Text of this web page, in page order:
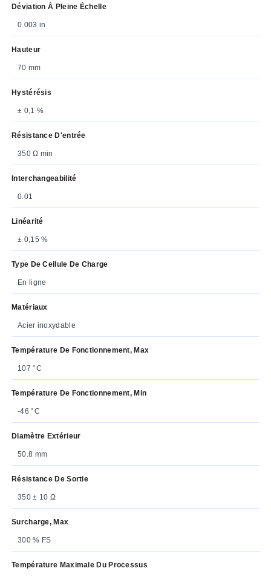
Déviation À Pleine Échelle
0.003 in
Hauteur
70 mm
Hystérésis
± 0,1 %
Résistance D'entrée
350 Ω min
Interchangeabilité
0.01
Linéarité
± 0,15 %
Type De Cellule De Charge
En ligne
Matériaux
Acier inoxydable
Température De Fonctionnement, Max
107 °C
Température De Fonctionnement, Min
-46 °C
Diamètre Extérieur
50.8 mm
Résistance De Sortie
350 ± 10 Ω
Surcharge, Max
300 % FS
Température Maximale Du Processus